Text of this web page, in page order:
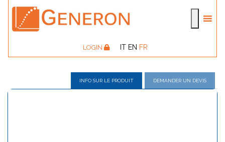
LOGIN IT EN FR
INFO SUR LE PRODUIT DEMANDER UN DEVIS